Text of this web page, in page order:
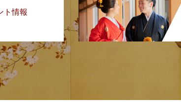
ト情報